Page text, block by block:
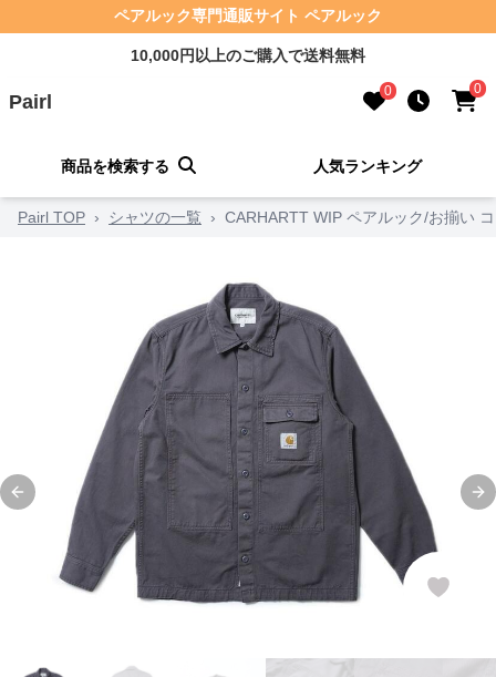
ペアルック専門通販サイト ペアルック
10,000円以上のご購入で送料無料
Pairl 0 0
商品を検索する 人気ランキング
Pairl TOP › シャツの一覧 › CARHARTT WIP ペアルック/お揃い
Previous slide